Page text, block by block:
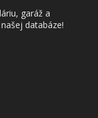
garáž a
databáze!